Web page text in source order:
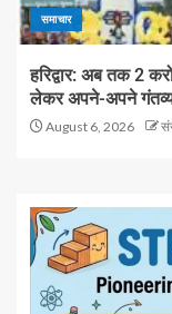
समाचार
हरिद्वार: अब तक 2
लेकर अपने-अपने
August 6, 2026